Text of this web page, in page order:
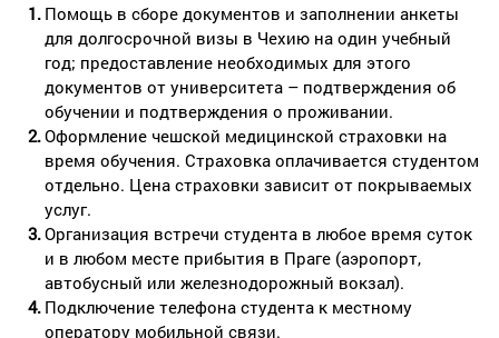
Помощь в сборе документов и заполнении анкеты
для долгосрочной визы в Чехию на один учебный
год; предоставление необходимых для этого
документов от университета – подтверждения об
обучении и подтверждения о проживании.
Оформление чешской медицинской страховки на
время обучения. Страховка оплачивается студентом
отдельно. Цена страховки зависит от покрываемых
услуг.
Организация встречи студента в любое время суток
и в любом месте прибытия в Праге (аэропорт,
автобусный или железнодорожный вокзал).
Подключение телефона студента к местному
оператору мобильной связи.